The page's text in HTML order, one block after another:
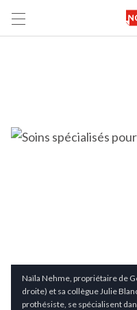
Naïla Nehme, propriétaire de
droite) et sa collègue Julie
prothésiste, se spécialisent